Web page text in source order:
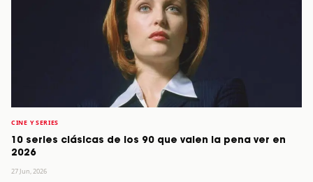
CINE Y SERIES
10 series clásicas de los 90 que valen la pena ver en
2026
27 Jun, 2026